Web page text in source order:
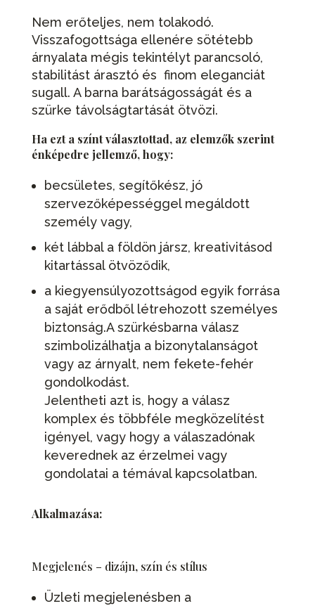
Nem erőteljes, nem tolakodó.
Visszafogottsága ellenére sötétebb
árnyalata mégis tekintélyt parancsoló,
stabilitást árasztó és finom eleganciát
sugall. A barna barátságosságát és a
szürke távolságtartását ötvözi.
Ha ezt a színt választottad, az elemzők szerint
énképedre jellemző, hogy:
becsületes, segítőkész, jó
szervezőképességgel megáldott
személy vagy,
két lábbal a földön jársz, kreativitásod
kitartással ötvöződik,
a kiegyensúlyozottságod egyik forrása
a saját erődből létrehozott személyes
biztonság.A szürkésbarna válasz
szimbolizálhatja a bizonytalanságot
vagy az árnyalt, nem fekete-fehér
gondolkodást.
Jelentheti azt is, hogy a válasz
komplex és többféle megközelítést
igényel, vagy hogy a válaszadónak
keverednek az érzelmei vagy
gondolatai a témával kapcsolatban.
Alkalmazása:
Megjelenés – dizájn, szín és stílus
Üzleti megjelenésben a